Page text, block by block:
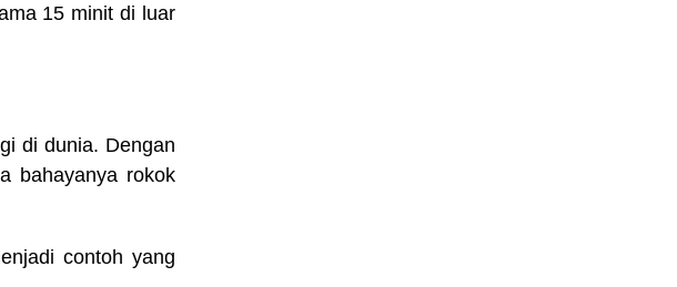
15 minit di luar
di dunia. Dengan
bahayanya rokok
contoh yang